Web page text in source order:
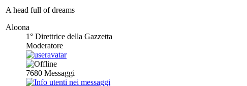
A head full of dreams
Aloona
1° Direttrice della Gazzetta
Moderatore
7680 Messaggi